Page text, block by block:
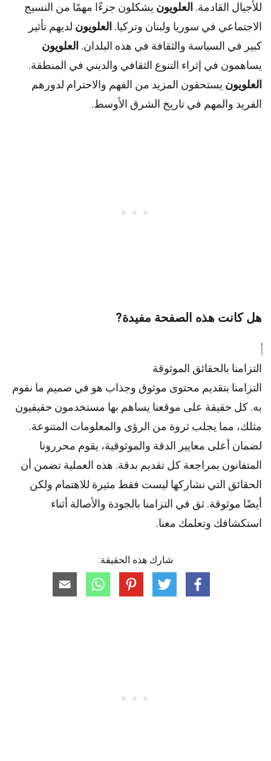
للأجيال القادمة. العلويون يشكلون جزءًا مهمًا من النسيج
الاجتماعي في سوريا ولبنان وتركيا. العلويون لديهم تأثير
كبير في السياسة والثقافة في هذه البلدان. العلويون
يساهمون في إثراء التنوع الثقافي والديني في المنطقة.
العلويون يستحقون المزيد من الفهم والاحترام لدورهم
الفريد والمهم في تاريخ الشرق الأوسط.
هل كانت هذه الصفحة مفيدة?
التزامنا بالحقائق الموثوقة
التزامنا بتقديم محتوى موثوق وجذاب هو في صميم ما نقوم
به. كل حقيقة على موقعنا يساهم بها مستخدمون حقيقيون
مثلك، مما يجلب ثروة من الرؤى والمعلومات المتنوعة.
لضمان أعلى معايير الدقة والموثوقية، يقوم محررونا
المتفانون بمراجعة كل تقديم بدقة. هذه العملية تضمن أن
الحقائق التي نشاركها ليست فقط مثيرة للاهتمام ولكن
أيضًا موثوقة. ثق في التزامنا بالجودة والأصالة أثناء
استكشافك وتعلمك معنا.
شارك هذه الحقيقة: